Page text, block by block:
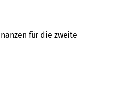
für die zweite